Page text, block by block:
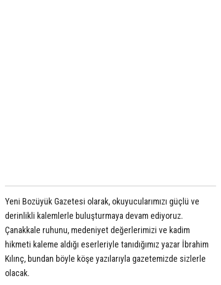
Yeni Bozüyük Gazetesi olarak, okuyucularımızı güçlü ve
derinlikli kalemlerle buluşturmaya devam ediyoruz.
Çanakkale ruhunu, medeniyet değerlerimizi ve kadim
hikmeti kaleme aldığı eserleriyle tanıdığımız yazar İbrahim
Kılınç, bundan böyle köşe yazılarıyla gazetemizde sizlerle
olacak.